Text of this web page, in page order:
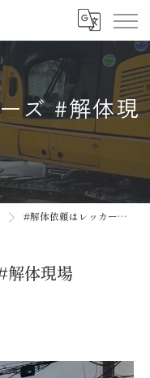
ズ #解体現
#解体依頼はレッカーズ #解体現場
解体現場